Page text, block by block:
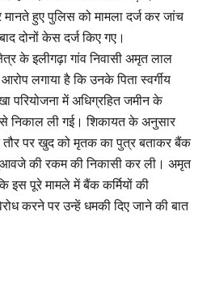
हुए पुलिस को मामला दर्ज कर जांच
दोनों केस दर्ज किए गए।
के इलीगढ़ा गांव निवासी अमृत लाल
लगाया है कि उनके पिता स्वर्गीय
परियोजना में अधिग्रहित जमीन के
निकाल ली गई। शिकायत के अनुसार
पर खुद को मृतक का पुत्र बताकर बैंक
की रकम की निकासी कर ली। अमृत
इस पूरे मामले में बैंक कर्मियों की
करने पर उन्हें धमकी दिए जाने की बात